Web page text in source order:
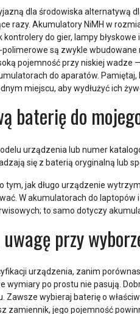
dla środowiska alternatywą
razy. Akumulatory NiMH w
do gier, lampy błyskowe
są zwykle wbudowane
pojemność przy niskiej wadze
do aparatów.
miejscu, aby wydłużyć ich
baterię do
urządzenia lub numer
się z baterią oryginalną lub
tym, jak długo urządzenie
W akumulatorach do
to samo dotyczy
przy
urządzenia, zanim
wymiary po prostu nie pasują.
Zawsze wybieraj baterię o
zamiennik, jego pojemność